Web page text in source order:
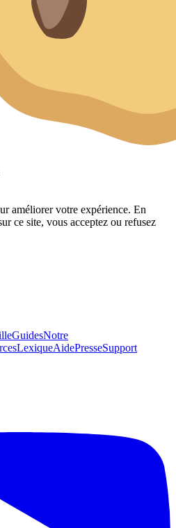
améliorer votre expérience. En
ce site, vous acceptez ou refusez
GuidesNotre
LexiqueAidePresseSupport